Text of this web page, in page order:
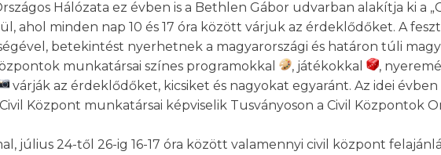
Hálózata ez évben is a Bethlen Gábor udvarban alakítja ki a
ahol minden nap 10 és 17 óra között várjuk az érdeklődőket. A
betekintést nyerhetnek a magyarországi és határon túli
munkatársai színes programokkal
, játékokkal ,
várják az érdeklődőket, kicsiket és nagyokat egyaránt. Az idei évben
Központ munkatársai képviselik Tusványoson a Civil Központok
július 24-től 26-ig 16-17 óra között valamennyi civil központ